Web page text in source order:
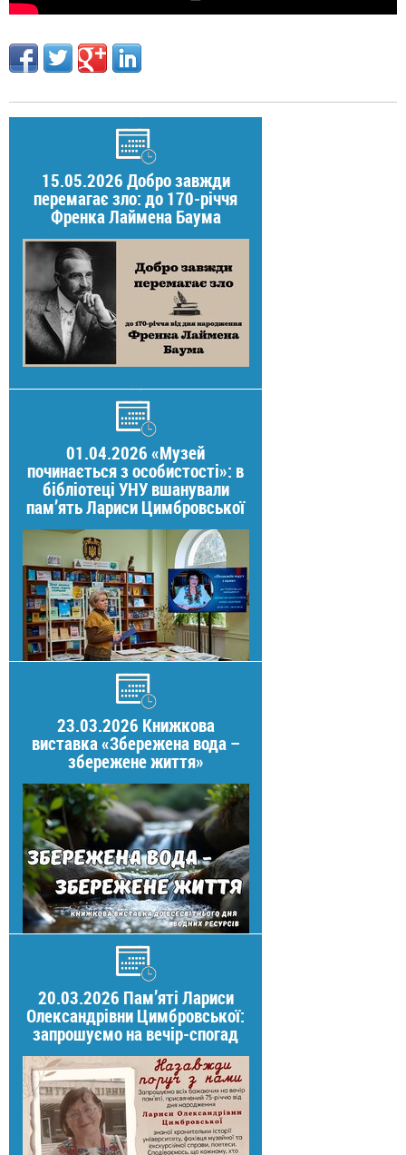
15.05.2026 Добро завжди
перемагає зло: до 170-річчя
Френка Лаймена Баума
01.04.2026 «Музей
починається з особистості»: в
бібліотеці УНУ вшанували
пам’ять Лариси Цимбровської
23.03.2026 Книжкова
виставка «Збережена вода –
збережене життя»
20.03.2026 Пам’яті Лариси
Олександрівни Цимбровської:
запрошуємо на вечір-спогад